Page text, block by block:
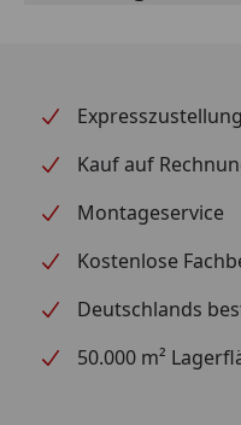
Kauf auf
Montageservice
Kostenlose
Deutschlands
50.000 m²